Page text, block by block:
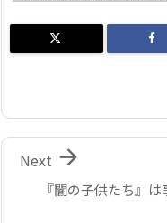
『闇の子供たち』

Next